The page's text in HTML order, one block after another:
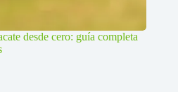
desde cero: guía completa